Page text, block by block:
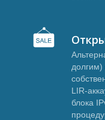
долгим)
LIR-
блока